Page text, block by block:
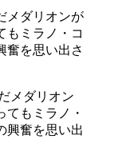
メダリオン
てもミラノ・
興奮を思い出